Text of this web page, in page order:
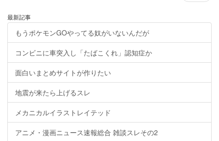
最新記事
もうポケモンGOやってる奴がいないんだが
コンビニに車突入し「たばこくれ」認知症か
面白いまとめサイトが作りたい
地震が来たら上げるスレ
メカニカルイラストレイテッド
アニメ・漫画ニュース速報総合 雑談スレその2